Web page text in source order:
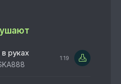
руках
1:19